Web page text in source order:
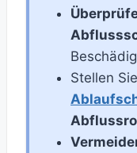
Stellen